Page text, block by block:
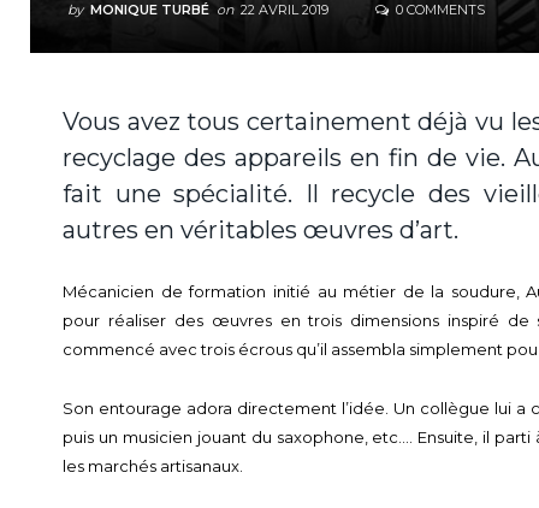
by MONIQUE TURBÉ on 22 AVRIL 2019 0 COMMENTS
Vous avez tous certainement déjà vu
recyclage des appareils en fin de vie.
fait une spécialité. Il recycle des
autres en véritables œuvres d’art.
Mécanicien de formation initié au métier de la soudure,
pour réaliser des œuvres en trois dimensions inspiré de
commencé avec trois écrous qu’il assembla simplement
Son entourage adora directement l’idée. Un collègue lui a
puis un musicien jouant du saxophone, etc…. Ensuite, il
les marchés artisanaux.